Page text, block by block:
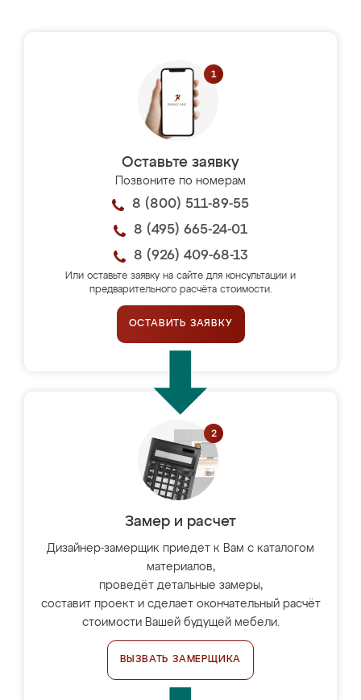
Оставьте заявку
Позвоните по номерам
8 (800) 511-89-55
8 (495) 665-24-01
8 (926) 409-68-13
Или оставьте заявку на сайте для консультации и
предварительного расчёта стоимости.
ОСТАВИТЬ ЗАЯВКУ
Замер и расчет
Дизайнер-замерщик приедет к Вам с каталогом
материалов,
проведёт детальные замеры,
составит проект и сделает окончательный расчёт
стоимости Вашей будущей мебели.
ВЫЗВАТЬ ЗАМЕРЩИКА